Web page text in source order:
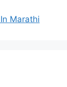
Marathi